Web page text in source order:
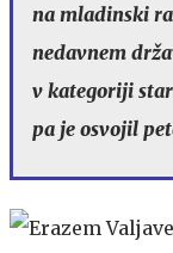
na mladinski
nedavnem
v kategoriji
pa je osvojil